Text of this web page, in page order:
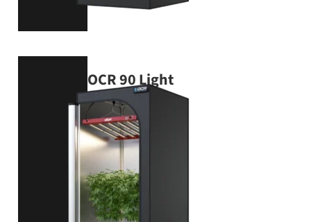
OCR 90 Light
90 × 90 × 180 cm
VIEW PRODUCT